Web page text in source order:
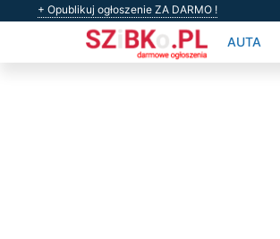
+ Opublikuj ogłoszenie ZA DARMO !
AUTA